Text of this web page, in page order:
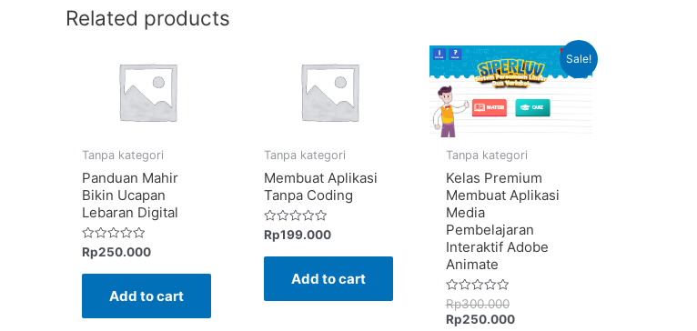
Related products
Tanpa kategori
Panduan Mahir
Bikin Ucapan
Lebaran Digital
Rated
out
Rp250.000
Add to cart
Tanpa kategori
Membuat Aplikasi
Tanpa Coding
Rated
out
Rp199.000
Add to cart
Sale!
Tanpa kategori
Kelas Premium
Membuat Aplikasi
Media
Pembelajaran
Interaktif Adobe
Animate
Rated
0
out
Rp300.000
Rp250.000